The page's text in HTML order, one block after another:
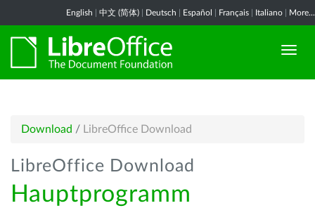
English 中文 (简体) Deutsch Español Français Italiano More...
Download / LibreOffice Download
LibreOffice Download
Hauptprogramm